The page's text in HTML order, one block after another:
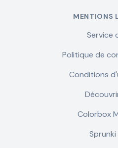
MENTIONS
Service
Politique de
Conditions
Colorbox
Sprunki